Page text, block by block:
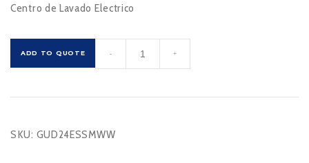
Centro de Lavado Electrico
ADD TO QUOTE
cantidad
- +
SKU: GUD24ESSMWW